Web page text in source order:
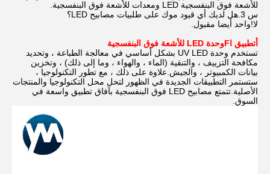
للأشعة فوق البنفسجية LED ومعدات للأشعة فوق البنفسجية.
س 3.هل لديك أي قيود موك على طلبيات مصابيح LED؟
لا!واحد أيضا مقبول.
تطبيق Fوحدة LED للأشعة فوق البنفسجية
تستخدم وحدة UV LED بشكل أساسي في معالجة الطباعة ، وتحديد
مكافحة التزييف ، والتنقية (الماء ، والهواء ، وما إلى ذلك) ، وتخزين
بيانات الكمبيوتر ، والجيش.علاوة على ذلك ، مع تطور التكنولوجيا ،
ستستمر التطبيقات الجديدة في الظهور لتحل محل التكنولوجيا والمنتجات
الأصلية.تتمتع مصابيح LED فوق البنفسجية بآفاق تطبيق واسعة في
السوق.